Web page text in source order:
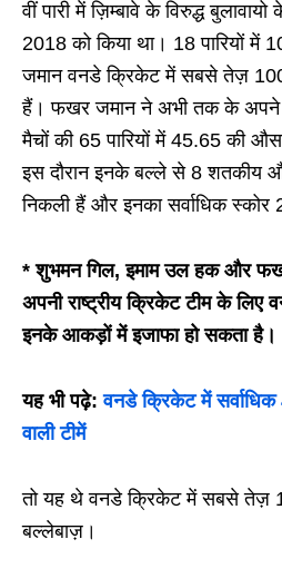
वीं पारी में ज़िम्बावे के विरुद्ध
2018 को किया था। 18 पारियों में
जमान वनडे क्रिकेट में सबसे तेज़
हैं। फखर जमान ने अभी तक के अपने
मैचों की 65 पारियों में 45.65 की
इस दौरान इनके बल्ले से 8 शतकीय
निकली हैं और इनका सर्वाधिक स्कोर
* शुभमन गिल, इमाम उल हक और
अपनी राष्ट्रीय क्रिकेट टीम के
इनके आकड़ों में इजाफा हो सकता है।
यह भी पढ़े: वनडे क्रिकेट में
वाली टीमें
तो यह थे वनडे क्रिकेट में सबसे तेज़
बल्लेबाज़।